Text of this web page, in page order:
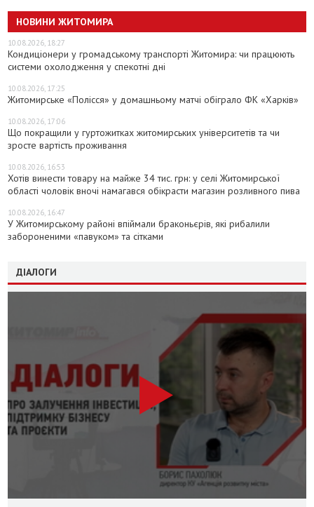
НОВИНИ ЖИТОМИРА
10.08.2026, 18:27
Кондиціонери у громадському транспорті Житомира: чи працюють
системи охолодження у спекотні дні
10.08.2026, 17:25
Житомирське «Полісся» у домашньому матчі обіграло ФК «Харків»
10.08.2026, 17:06
Що покращили у гуртожитках житомирських університетів та чи
зросте вартість проживання
10.08.2026, 16:53
Хотів винести товару на майже 34 тис. грн: у селі Житомирської
області чоловік вночі намагався обікрасти магазин розливного пива
10.08.2026, 16:47
У Житомирському районі впіймали браконьєрів, які рибалили
забороненими «павуком» та сітками
ДІАЛОГИ